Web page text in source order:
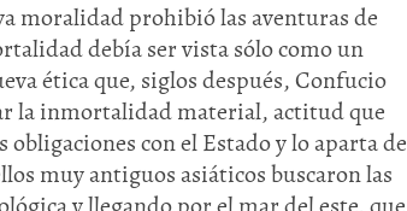
moralidad prohibió las aventuras de
debía ser vista sólo como un
ética que, siglos después, Confucio
la inmortalidad material, actitud que
con el Estado y lo aparta de
muy antiguos asiáticos buscaron las